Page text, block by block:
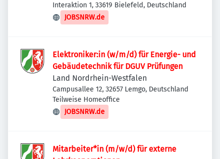
Interaktion 1, 33619 Bielefeld, Deutschland
JOBSNRW.de
Elektroniker:in (w/m/d) für Energie- und
Gebäudetechnik für DGUV Prüfungen
Land Nordrhein-Westfalen
Campusallee 12, 32657 Lemgo, Deutschland
Teilweise Homeoffice
JOBSNRW.de
Mitarbeiter*in (m/w/d) für externe